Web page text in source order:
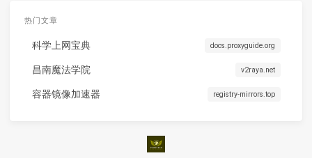
热门文章
科学上网宝典 docs.proxyguide.org
昌南魔法学院 v2raya.net
容器镜像加速器 registry-mirrors.top